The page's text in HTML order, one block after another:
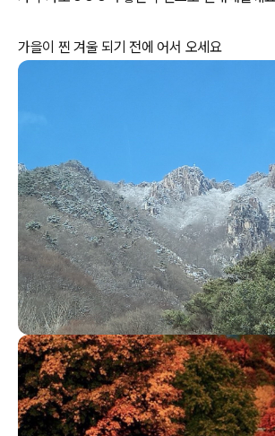
가을이 찐 겨울 되기 전에 어서 오세요